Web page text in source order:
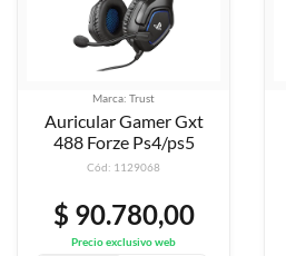
Marca: Trust
Auricular Gamer Gxt
488 Forze Ps4/ps5
Cód: 1129068
$ 90.780,00
Precio exclusivo web